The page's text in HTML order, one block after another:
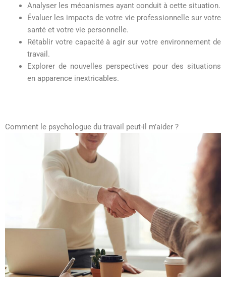
Analyser les mécanismes ayant conduit à cette situation.
Évaluer les impacts de votre vie professionnelle sur votre
santé et votre vie personnelle.
Rétablir votre capacité à agir sur votre environnement de
travail.
Explorer de nouvelles perspectives pour des situations
en apparence inextricables.
Comment le psychologue du travail peut-il m’aider ?